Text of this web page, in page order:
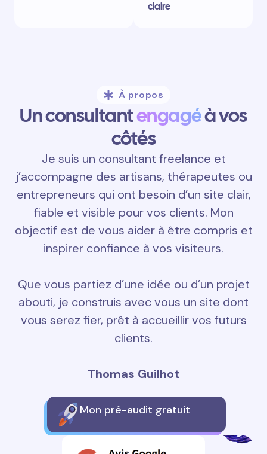
claire
À propos
Un consultantengagéà vos
côtés
Je suis un consultant freelance et
j’accompagne des artisans, thérapeutes ou
entrepreneurs qui ont besoin d’un site clair,
fiable et visible pour vos clients. Mon
objectif est de vous aider à être compris et
inspirer confiance à vos visiteurs.
Que vous partiez d’une idée ou d’un projet
abouti, je construis avec vous un site dont
vous serez fier, prêt à accueillir vos futurs
clients.
Thomas Guilhot
Mon pré-audit gratuit